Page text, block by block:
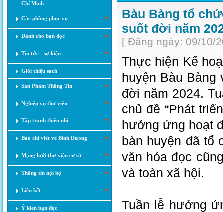
Chí Minh
Các phòng phục vụ
Dành cho bạn đọc
Tin tức - sự kiện
Giới thiệu sách
Sản Phẩm Thông Tin
Nghiệp vụ thư viện
Tập tranh thiếu nhi
Báo chí viết về Bình Dương
Mạng lưới thư viện cơ sở
Thông tin nội bộ
Liên kết
Ý kiến bạn đọc
Bàu Bàng tổ
suốt đời năm
[ Đăng ngày: 09/10/
Thực hiện Kế
huyện Bàu
đời năm 2024.
chủ đề “Phát
hưởng ứng hoạt
bàn huyện đã tổ
văn hóa đọc
và toàn xã hội.
Tuần lễ hưởng